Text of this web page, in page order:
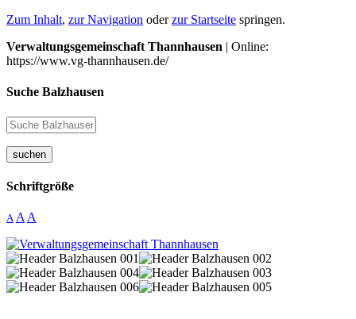
Zum Inhalt, zur Navigation oderzur Startseite springen.
Verwaltungsgemeinschaft Thannhausen | Online:
https://www.vg-thannhausen.de/
Suche Balzhausen
suchen
Schriftgröße
A A A